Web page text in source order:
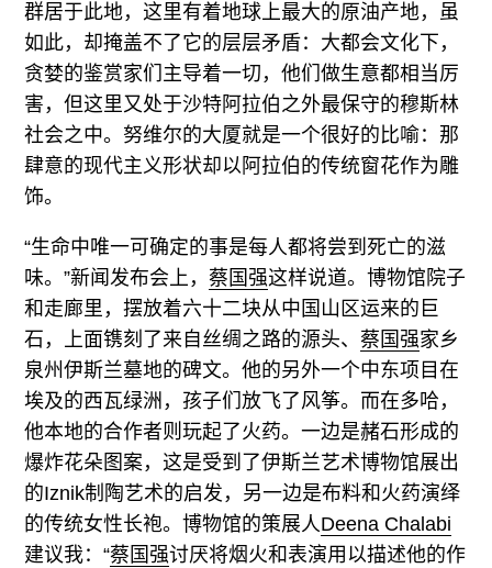
群居于此地，这里有着地球上最大的原油产地，虽
如此，却掩盖不了它的层层矛盾：大都会文化下，
贪婪的鉴赏家们主导着一切，他们做生意都相当厉
害，但这里又处于沙特阿拉伯之外最保守的穆斯林
社会之中。努维尔的大厦就是一个很好的比喻：那
肆意的现代主义形状却以阿拉伯的传统窗花作为雕
饰。
“生命中唯一可确定的事是每人都将尝到死亡的滋
味。”新闻发布会上， 蔡国强这样说道。博物馆院子
和走廊里，摆放着六十二块从中国山区运来的巨
石，上面镌刻了来自丝绸之路的源头、 蔡国强家乡
泉州伊斯兰墓地的碑文。他的另外一个中东项目在
埃及的西瓦绿洲，孩子们放飞了风筝。而在多哈，
他本地的合作者则玩起了火药。一边是赭石形成的
爆炸花朵图案，这是受到了伊斯兰艺术博物馆展出
的Iznik制陶艺术的启发，另一边是布料和火药演绎
的传统女性长袍。博物馆的策展人Deena Chalabi
建议我：“蔡国强讨厌将烟火和表演用以描述他的作